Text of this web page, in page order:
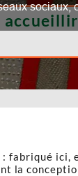
fabriqué
la
sociaux,